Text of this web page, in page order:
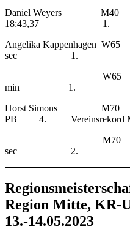
Daniel Weyers
18:43,37 1.
Angelika Kappenhagen
sec 1.
W65 800
min 1.
Horst Simons
PB 4. Vereinsrekord
M70
sec 2.
Region Mitte, KR-
13.-14.05.2023